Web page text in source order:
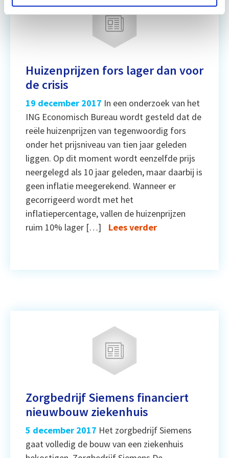
Huizenprijzen fors lager dan voor
de crisis
19 december 2017 In een onderzoek van het
ING Economisch Bureau wordt gesteld dat de
reële huizenprijzen van tegenwoordig fors
onder het prijsniveau van tien jaar geleden
liggen. Op dit moment wordt eenzelfde prijs
neergelegd als 10 jaar geleden, maar daarbij is
geen inflatie meegerekend. Wanneer er
gecorrigeerd wordt met het
inflatiepercentage, vallen de huizenprijzen
ruim 10% lager […]
Lees verder
Zorgbedrijf Siemens financiert
nieuwbouw ziekenhuis
5 december 2017 Het zorgbedrijf Siemens
gaat volledig de bouw van een ziekenhuis